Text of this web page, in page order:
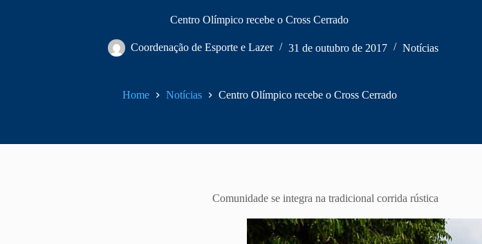
Centro Olímpico recebe o Cross Cerrado
Coordenação de Esporte e Lazer 31 de outubro de 2017 Notícias
Home Notícias Centro Olímpico recebe o Cross Cerrado
Comunidade se integra na tradicional corrida rústica